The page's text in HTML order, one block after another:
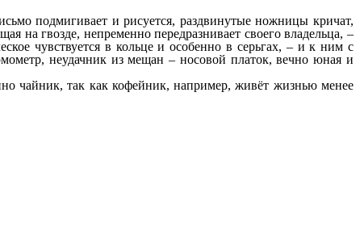
подмигивает и рисуется, раздвинутые ножницы кричат,
на гвозде, непременно передразнивает своего владельца, –
чувствуется в кольце и особенно в серьгах, – и к ним с
неудачник из мещан – носовой платок, вечно юная и
чайник, так как кофейник, например, живёт жизнью менее